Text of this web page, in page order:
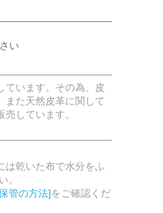
い
ています。その為、皮
また天然皮革に関して
しています。
は乾いた布で水分をふ
。
管の方法]をご確認くだ